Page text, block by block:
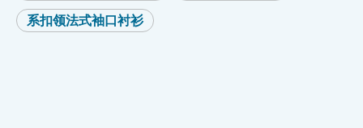
系扣领法式袖口衬衫